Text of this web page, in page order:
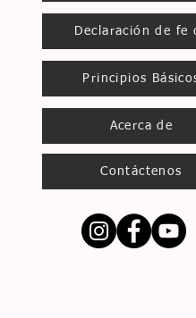
Declaración de fe
Principios
Acerca de
Contáctenos